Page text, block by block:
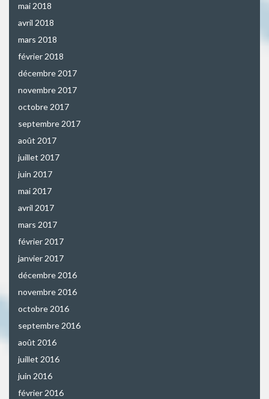
mai 2018
avril 2018
mars 2018
février 2018
décembre 2017
novembre 2017
octobre 2017
septembre 2017
août 2017
juillet 2017
juin 2017
mai 2017
avril 2017
mars 2017
février 2017
janvier 2017
décembre 2016
novembre 2016
octobre 2016
septembre 2016
août 2016
juillet 2016
juin 2016
février 2016